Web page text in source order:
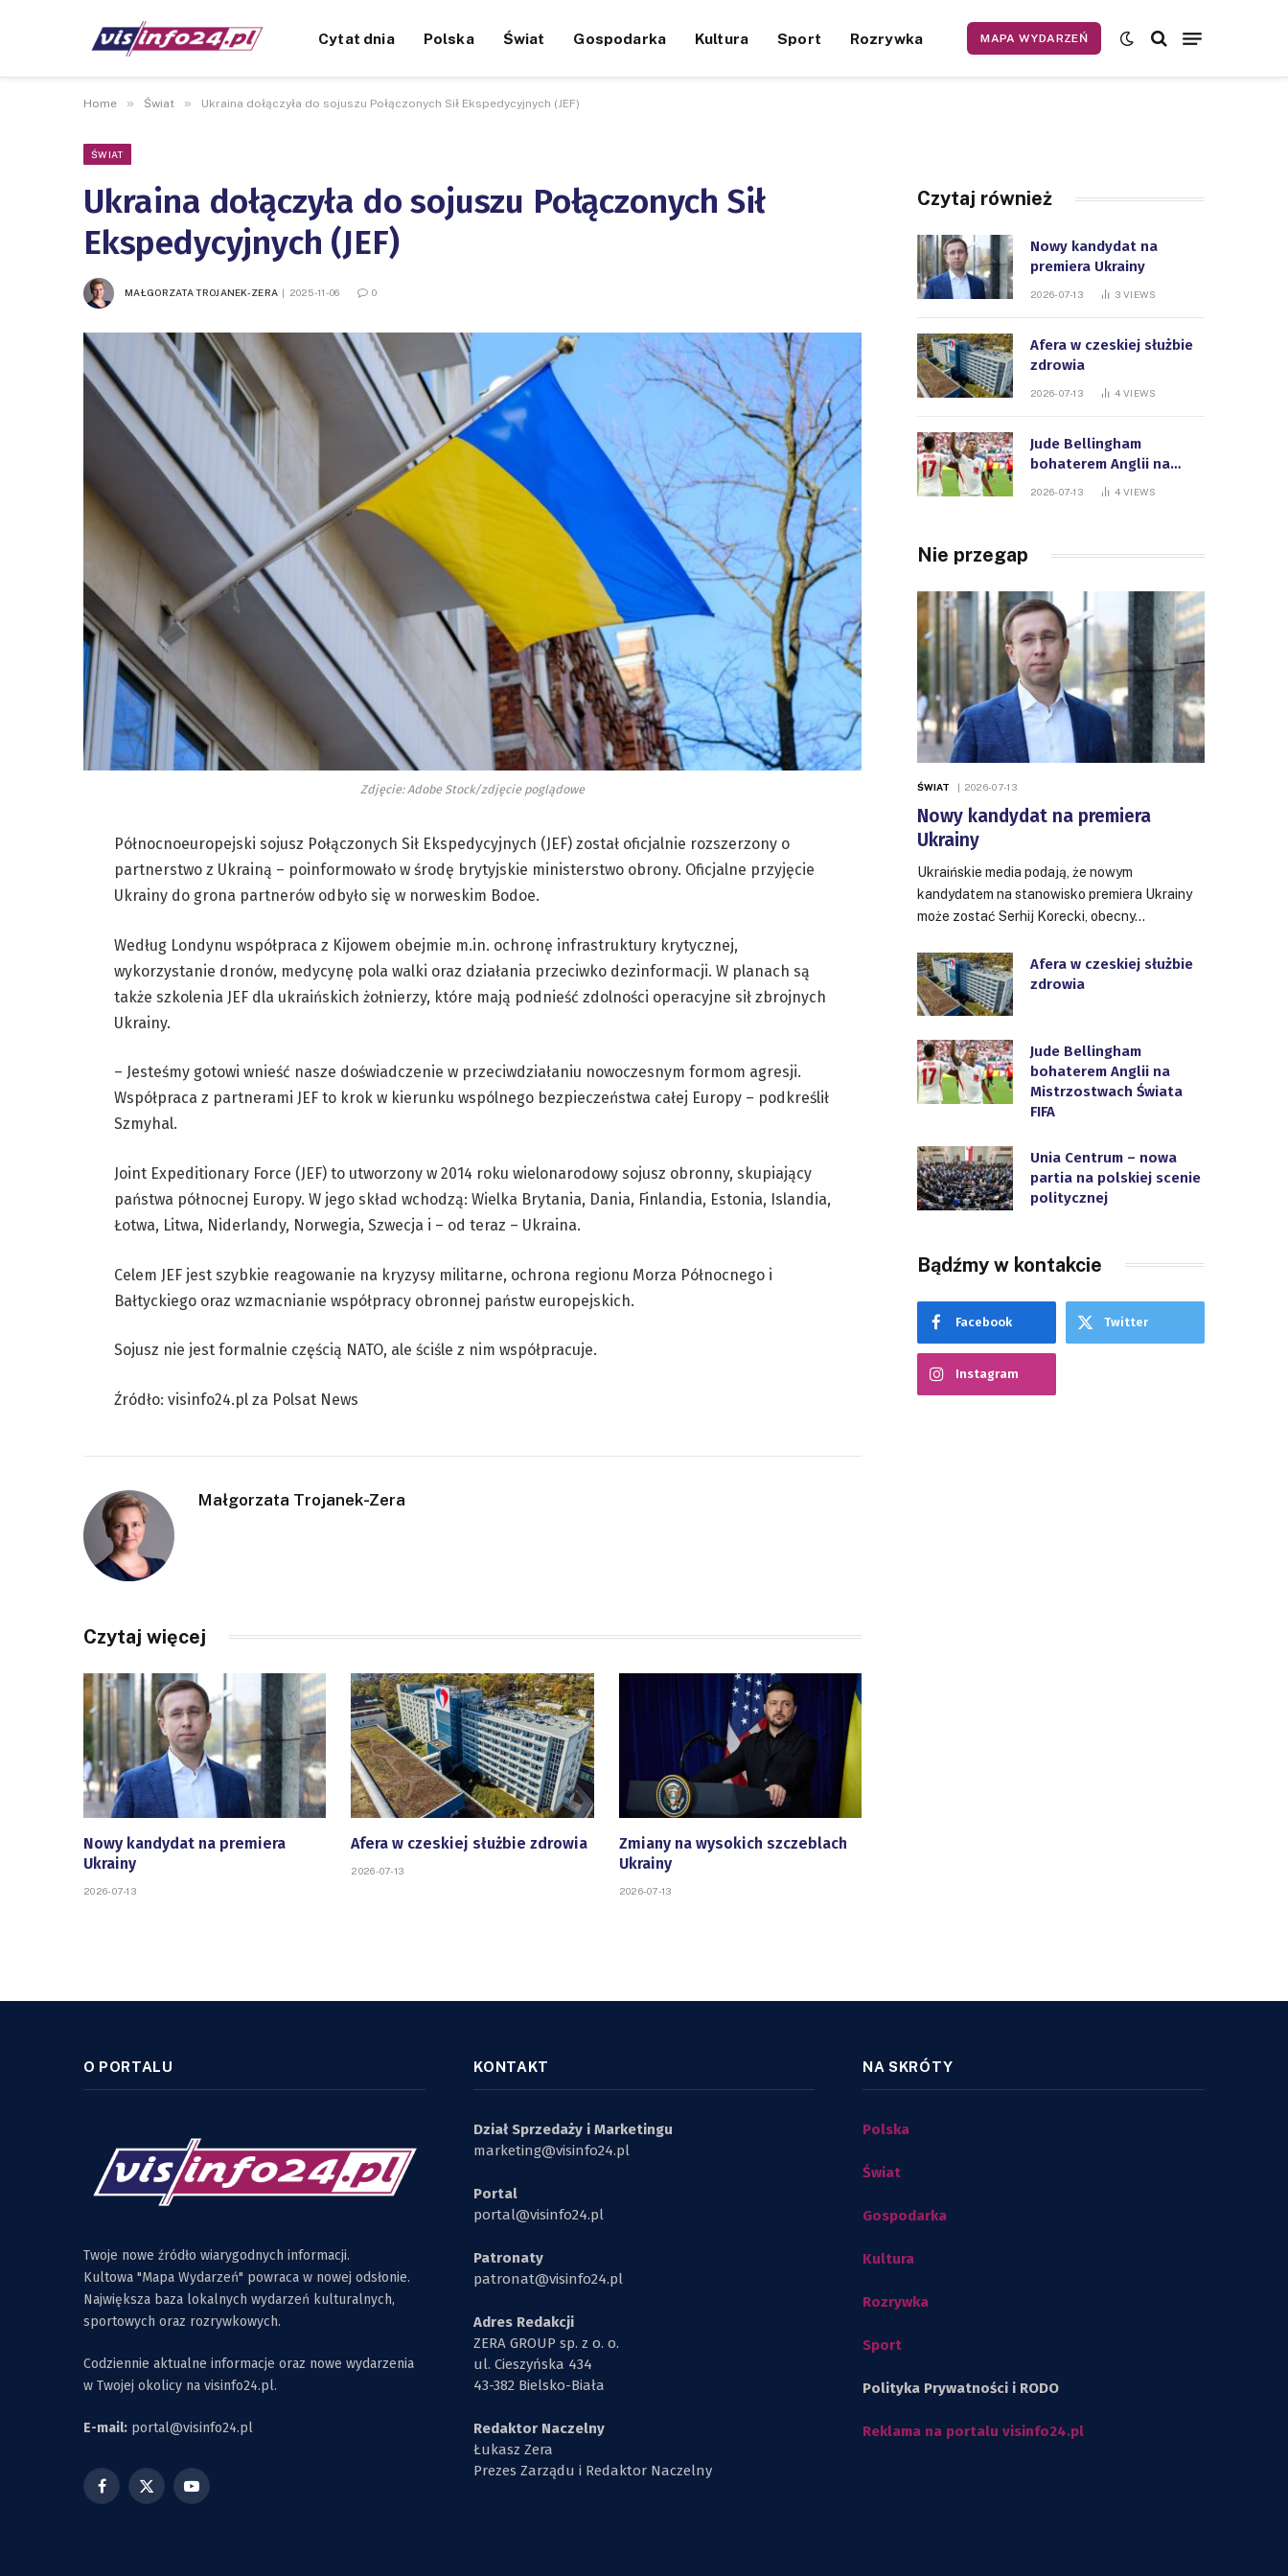
Cytat dnia Polska Świat Gospodarka Kultura Sport Rozrywka MAPA WYDARZEŃ
Home » Świat » Ukraina dołączyła do sojuszu Połączonych Sił Ekspedycyjnych (JEF)
ŚWIAT
Ukraina dołączyła do sojuszu Połączonych Sił
Ekspedycyjnych (JEF)
MAŁGORZATA TROJANEK-ZERA 2025-11-06 0
Zdjęcie: Adobe Stock/zdjęcie poglądowe
Północnoeuropejski sojusz Połączonych Sił Ekspedycyjnych (JEF) został oficjalnie rozszerzony o
partnerstwo z Ukrainą – poinformowało w środę brytyjskie ministerstwo obrony. Oficjalne przyjęcie
Ukrainy do grona partnerów odbyło się w norweskim Bodoe.
Według Londynu współpraca z Kijowem obejmie m.in. ochronę infrastruktury krytycznej,
wykorzystanie dronów, medycynę pola walki oraz działania przeciwko dezinformacji. W planach są
także szkolenia JEF dla ukraińskich żołnierzy, które mają podnieść zdolności operacyjne sił zbrojnych
Ukrainy.
– Jesteśmy gotowi wnieść nasze doświadczenie w przeciwdziałaniu nowoczesnym formom agresji.
Współpraca z partnerami JEF to krok w kierunku wspólnego bezpieczeństwa całej Europy – podkreślił
Szmyhal.
Joint Expeditionary Force (JEF) to utworzony w 2014 roku wielonarodowy sojusz obronny, skupiający
państwa północnej Europy. W jego skład wchodzą: Wielka Brytania, Dania, Finlandia, Estonia, Islandia,
Łotwa, Litwa, Niderlandy, Norwegia, Szwecja i – od teraz – Ukraina.
Celem JEF jest szybkie reagowanie na kryzysy militarne, ochrona regionu Morza Północnego i
Bałtyckiego oraz wzmacnianie współpracy obronnej państw europejskich.
Sojusz nie jest formalnie częścią NATO, ale ściśle z nim współpracuje.
Źródło: visinfo24.pl za Polsat News
Małgorzata Trojanek-Zera
Czytaj więcej
Nowy kandydat na premiera
Ukrainy
2026-07-13
Afera w czeskiej służbie zdrowia
2026-07-13
Zmiany na wysokich szczeblach
Ukrainy
2026-07-13
Czytaj również
Nowy kandydat na
premiera Ukrainy
2026-07-13 3 VIEWS
Afera w czeskiej służbie
zdrowia
2026-07-13 4 VIEWS
Jude Bellingham
bohaterem Anglii na
Mistrzostwach Świata
2026-07-13 4 VIEWS
Nie przegap
ŚWIAT 2026-07-13
Nowy kandydat na premiera
Ukrainy
Ukraińskie media podają, że nowym
kandydatem na stanowisko premiera Ukrainy
może zostać Serhij Korecki, obecny…
Afera w czeskiej służbie
zdrowia
Jude Bellingham
bohaterem Anglii na
Mistrzostwach Świata
FIFA
Unia Centrum – nowa
partia na polskiej scenie
politycznej
Bądźmy w kontakcie
Facebook Twitter
Instagram
O PORTALU
Twoje nowe źródło wiarygodnych informacji.
Kultowa "Mapa Wydarzeń" powraca w nowej odsłonie.
Największa baza lokalnych wydarzeń kulturalnych,
sportowych oraz rozrywkowych.
Codziennie aktualne informacje oraz nowe wydarzenia
w Twojej okolicy na visinfo24.pl.
E-mail: portal@visinfo24.pl
Facebook
X
YouTube
KONTAKT
Dział Sprzedaży i Marketingu
marketing@visinfo24.pl
Portal
portal@visinfo24.pl
Patronaty
patronat@visinfo24.pl
Adres Redakcji
ZERA GROUP sp. z o. o.
ul. Cieszyńska 434
43-382 Bielsko-Biała
Redaktor Naczelny
Łukasz Zera
Prezes Zarządu i Redaktor Naczelny
NA SKRÓTY
Polska
Świat
Gospodarka
Kultura
Rozrywka
Sport
Polityka Prywatności i RODO
Reklama na portalu visinfo24.pl